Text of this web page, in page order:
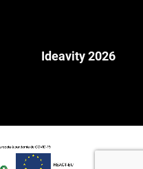
Ideavity 2026